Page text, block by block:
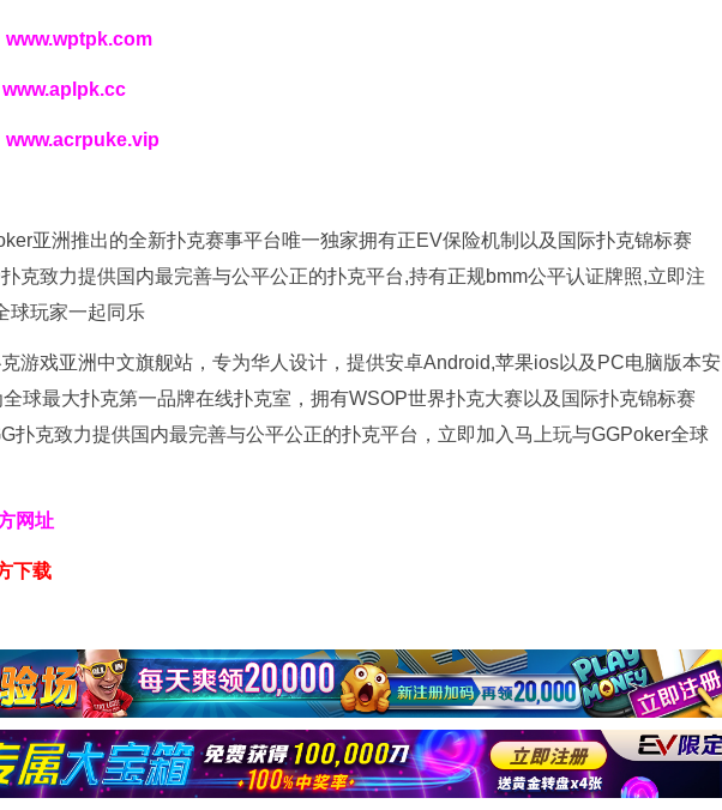
www.wptpk.com
www.aplpk.cc
www.acrpuke.vip
亚洲推出的全新扑克赛事平台唯一独家拥有正EV保险机制以及国际扑克锦标赛
克致力提供国内最完善与公平公正的扑克平台,持有正规bmm公平认证牌照,立即注
球玩家一起同乐
游戏亚洲中文旗舰站，专为华人设计，提供安卓Android,苹果ios以及PC电脑版本安
球最大扑克第一品牌在线扑克室，拥有WSOP世界扑克大赛以及国际扑克锦标赛
扑克致力提供国内最完善与公平公正的扑克平台，立即加入马上玩与GGPoker全球
网址
下载